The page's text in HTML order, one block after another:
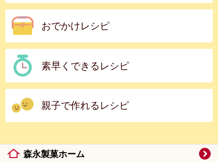
おでかけレシピ
素早くできるレシピ
親子で作れるレシピ
森永製菓ホーム